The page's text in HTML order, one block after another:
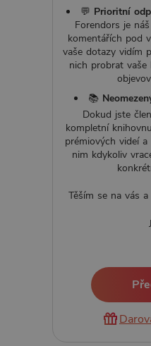
💬 Prioritní
Forendors je
komentářích pod
vaše dotazy vidím
nich probrat
📚
Dokud jste
kompletní
prémiových videí
nim kdykoliv
Těším se na vás